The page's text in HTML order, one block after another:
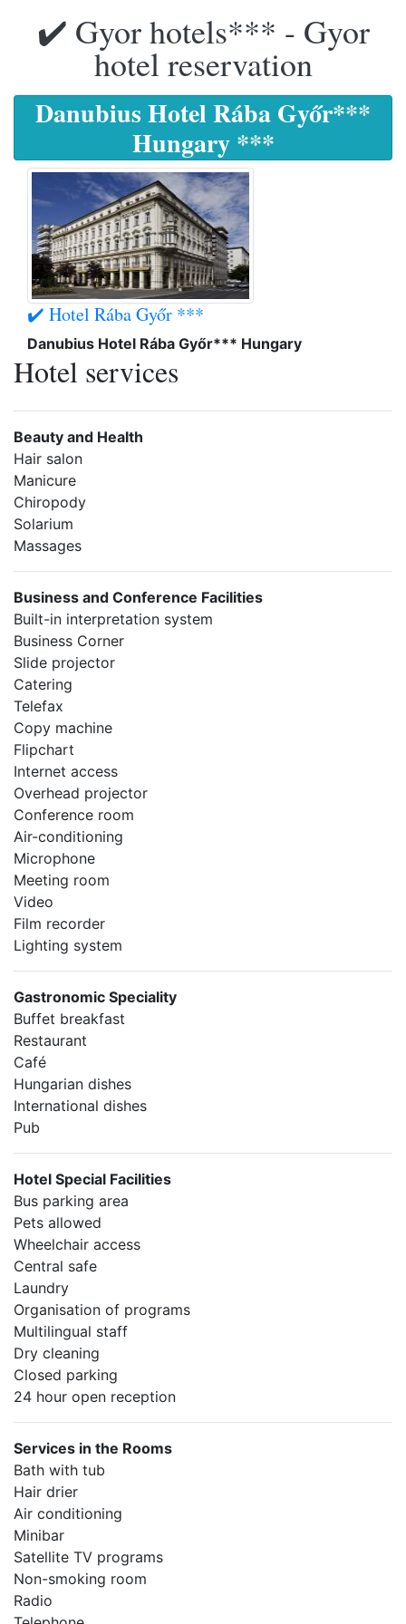
✔️ Gyor hotels*** - Gyor
hotel reservation
Danubius Hotel Rába Győr***
Hungary ***
✔️ Hotel Rába Győr ***
Danubius Hotel Rába Győr*** Hungary
Hotel services
Beauty and Health
Hair salon
Manicure
Chiropody
Solarium
Massages
Business and Conference Facilities
Built-in interpretation system
Business Corner
Slide projector
Catering
Telefax
Copy machine
Flipchart
Internet access
Overhead projector
Conference room
Air-conditioning
Microphone
Meeting room
Video
Film recorder
Lighting system
Gastronomic Speciality
Buffet breakfast
Restaurant
Café
Hungarian dishes
International dishes
Pub
Hotel Special Facilities
Bus parking area
Pets allowed
Wheelchair access
Central safe
Laundry
Organisation of programs
Multilingual staff
Dry cleaning
Closed parking
24 hour open reception
Services in the Rooms
Bath with tub
Hair drier
Air conditioning
Minibar
Satellite TV programs
Non-smoking room
Radio